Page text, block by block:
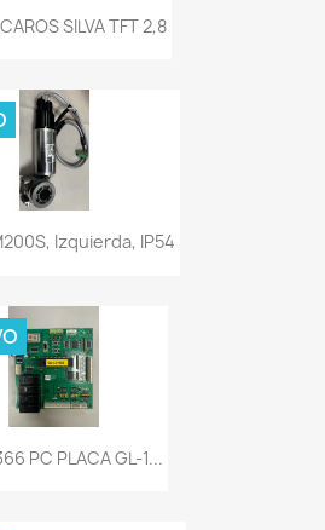
SILVA TFT 2,8
Izquierda, IP54
PC PLACA GL-1...